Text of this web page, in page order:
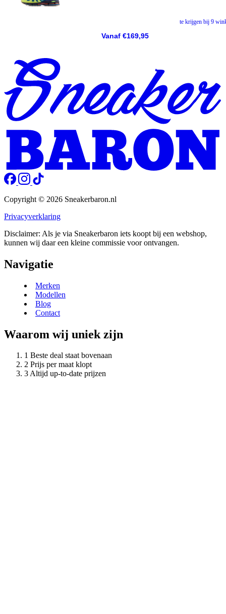
te krijgen bij 9
Vanaf €169,95
Copyright © 2026 Sneakerbaron.nl
Privacyverklaring
Disclaimer: Als je via Sneakerbaron iets koopt bij een webshop,
kunnen wij daar een kleine commissie voor ontvangen.
Navigatie
Merken
Modellen
Blog
Contact
Waarom wij uniek zijn
Beste deal staat bovenaan
Prijs per maat klopt
Altijd up-to-date prijzen